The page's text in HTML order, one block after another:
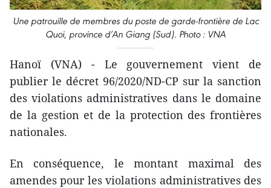
Une patrouille de membres du poste de garde-frontière de Lac
Quoi, province d’An Giang (Sud). Photo : VNA
Hanoï (VNA) - Le gouvernement vient de
publier le décret 96/2020/ND-CP sur la sanction
des violations administratives dans le domaine
de la gestion et de la protection des frontières
nationales.
En conséquence, le montant maximal des
amendes pour les violations administratives des